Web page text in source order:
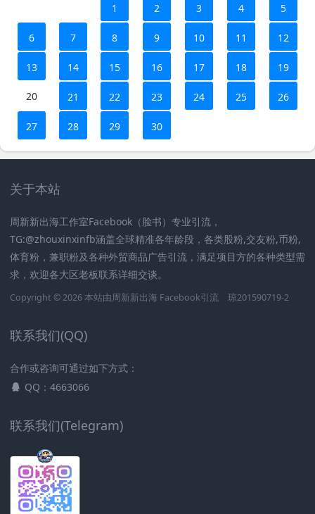
1 2 3 4 5
6 7 8 9 10 11 12
13 14 15 16 17 18 19
20 21 22 23 24 25 26
27 28 29 30
关于本站
周新新出海工作室Facebook（脸书）专业引流，
TG:@zhouxinxinfb涵盖全球精准各年龄段，各类股粉,交友粉,币粉,
体育粉，兼职粉及各种外贸商品广告引流，满足项目方的各种类型需
求，欢迎各大区老板联系详细交谈。
Copyright © 2026 本站由周新新出海 Facebook引流 琼201590719-2
联系我们(QQ)
合作或咨询可通过如下方式：
QQ：4663066
联系我们(Telegram)